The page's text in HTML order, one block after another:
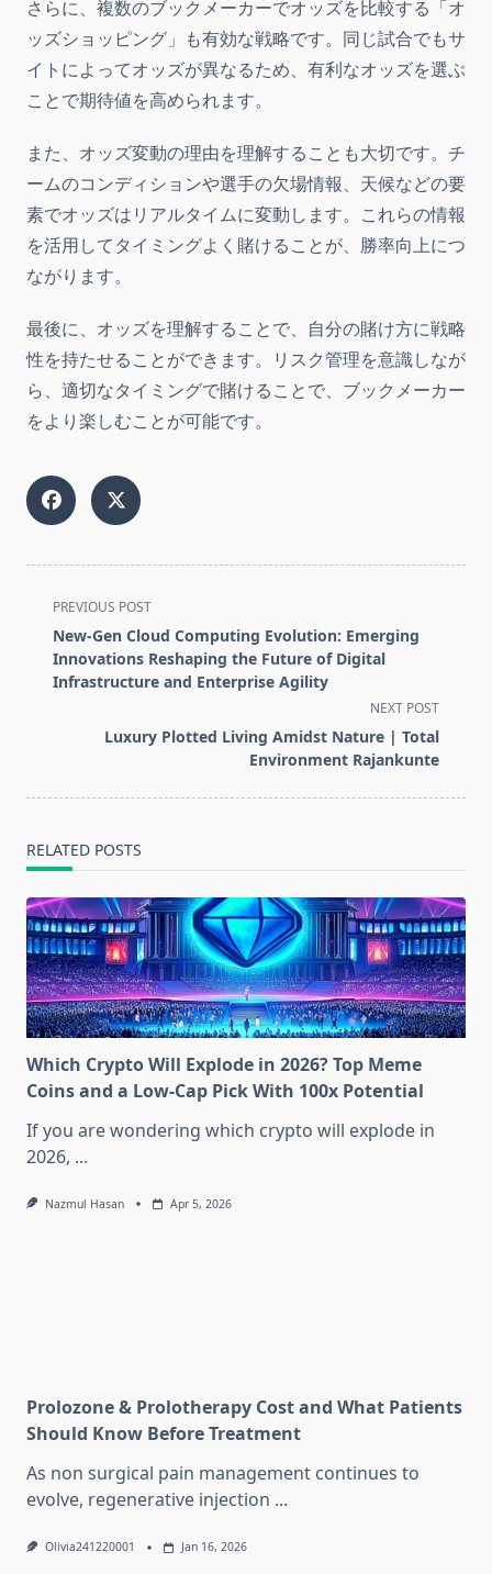
さらに、複数のブックメーカーでオッズを比較する「オ
ッズショッピング」も有効な戦略です。同じ試合でもサ
イトによってオッズが異なるため、有利なオッズを選ぶ
ことで期待値を高められます。
また、オッズ変動の理由を理解することも大切です。チ
ームのコンディションや選手の欠場情報、天候などの要
素でオッズはリアルタイムに変動します。これらの情報
を活用してタイミングよく賭けることが、勝率向上につ
ながります。
最後に、オッズを理解することで、自分の賭け方に戦略
性を持たせることができます。リスク管理を意識しなが
ら、適切なタイミングで賭けることで、ブックメーカー
をより楽しむことが可能です。
<span
class="nav-
subtitle
screen-
text">Page</span>
PREVIOUS POST
New-Gen Cloud Computing Evolution: Emerging
Innovations Reshaping the Future of Digital
Infrastructure and Enterprise Agility
NEXT POST
Luxury Plotted Living Amidst Nature | Total
Environment Rajankunte
RELATED POSTS
Which Crypto Will Explode in 2026? Top Meme
Coins and a Low-Cap Pick With 100x Potential
If you are wondering which crypto will explode in
2026, ...
Nazmul Hasan Apr 5, 2026
Prolozone & Prolotherapy Cost and What Patients
Should Know Before Treatment
As non surgical pain management continues to
evolve, regenerative injection ...
Olivia241220001 Jan 16, 2026